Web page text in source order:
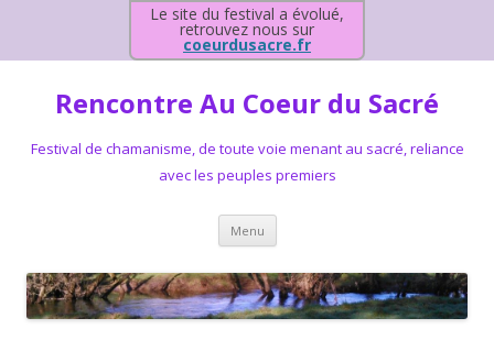
Le site du festival a évolué,
retrouvez nous sur
coeurdusacre.fr
Rencontre Au Coeur du Sacré
Festival de chamanisme, de toute voie menant au sacré, reliance
avec les peuples premiers
Menu Aller au contenu principal